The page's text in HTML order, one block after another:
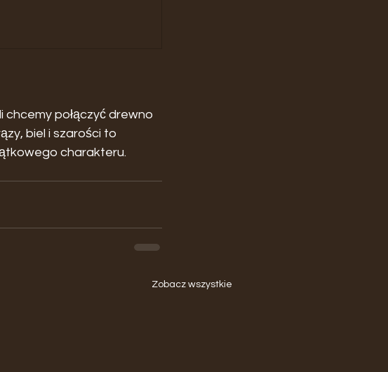
chcemy połączyć drewno
biel i szarości to
charakteru.
Zobacz wszystkie